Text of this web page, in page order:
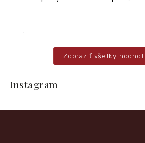
Zobraziť všetky
t
Instagram